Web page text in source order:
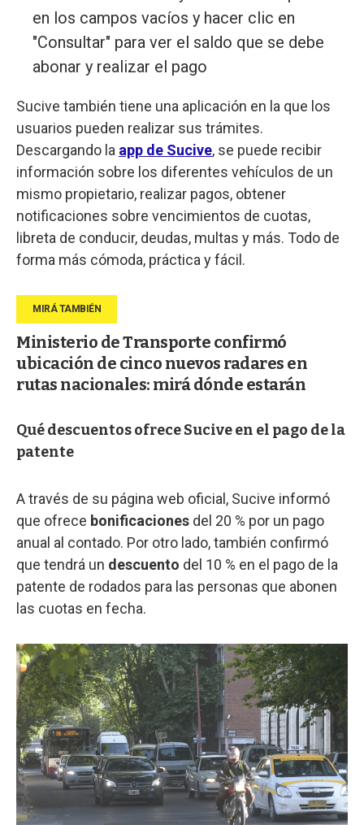
en los campos vacíos y hacer clic en
"Consultar" para ver el saldo que se debe
abonar y realizar el pago
Sucive también tiene una aplicación en la que los
usuarios pueden realizar sus trámites.
Descargando la app de Sucive, se puede recibir
información sobre los diferentes vehículos de un
mismo propietario, realizar pagos, obtener
notificaciones sobre vencimientos de cuotas,
libreta de conducir, deudas, multas y más. Todo de
forma más cómoda, práctica y fácil.
Ministerio de Transporte confirmó
ubicación de cinco nuevos radares en
rutas nacionales: mirá dónde estarán
Qué descuentos ofrece Sucive en el pago de la
patente
A través de su página web oficial, Sucive informó
que ofrece bonificaciones del 20 % por un pago
anual al contado. Por otro lado, también confirmó
que tendrá un descuento del 10 % en el pago de la
patente de rodados para las personas que abonen
las cuotas en fecha.